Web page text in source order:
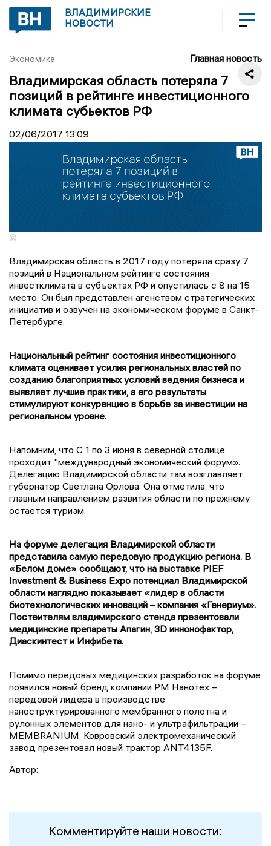
ВЛАДИМИРСКИЕ
НОВОСТИ
Экономика Главная новость
Владимирская область потеряла 7
позиций в рейтинге инвестиционного
климата субьектов РФ
02/06/2017 13:09
©
Владимирская область в 2017 году потеряла сразу 7
позиций в Национальном рейтинге состояния
инвестклимата в субъектах РФ и опустилась с 8 на 15
место. Он был представлен агенством стратегических
инициатив и озвучен на экономическом форуме в Санкт-
Петербурге.
Национальный рейтинг состояния инвестиционного
климата оценивает усилия региональных властей по
созданию благоприятных условий ведения бизнеса и
выявляет лучшие практики, а его результаты
стимулируют конкуренцию в борьбе за инвестиции на
региональном уровне.
Напомним, что С 1 по 3 июня в северной столице
проходит "международный экономический форум».
Делегацию Владимирской области там возглавляет
губернатор Светлана Орлова. Она отметила, что
главным направлением развития области по прежнему
остается туризм.
На форуме делегация Владимирской области
представила самую передовую продукцию региона. В
«Белом доме» сообщают, что на выставке PIEF
Investment & Business Expo потенциал Владимирской
области наглядно показывает «лидер в области
биотехнологических инноваций – компания «Генериум».
Постеителям владимирского стенда презентовали
медицинские препараты Апагин, 3D иннонофактор,
Диаскинтест и Инфибета.
Помимо передовых медицинских разработок на форуме
появился новый бренд компании РМ Нанотех –
передовой лидера в производстве
наноструктурированного мембранного полотна и
рулонных элементов для нано- и ультрафильтрации –
MEMBRANIUM. Ковровский электромеханический
завод презентовал новый трактор ANT4135F.
Автор:
Комментируйте наши новости: